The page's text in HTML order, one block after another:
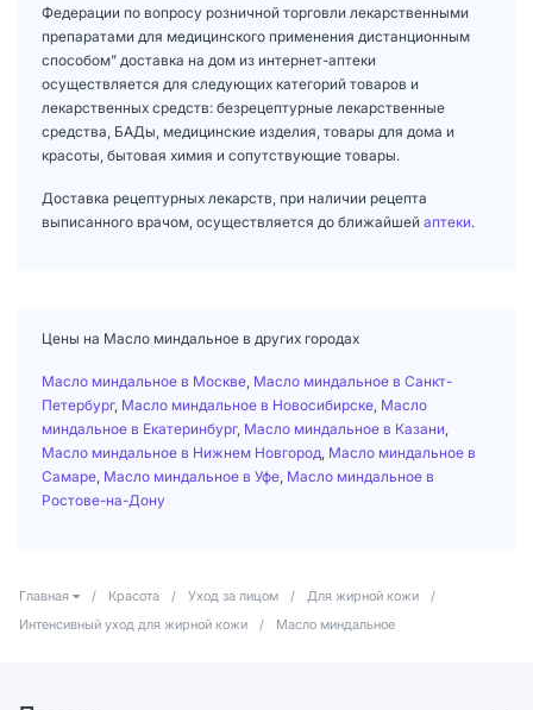
Федерации по вопросу розничной торговли лекарственными
препаратами для медицинского применения дистанционным
способом" доставка на дом из интернет-аптеки
осуществляется для следующих категорий товаров и
лекарственных средств: безрецептурные лекарственные
средства, БАДы, медицинские изделия, товары для дома и
красоты, бытовая химия и сопутствующие товары.
Доставка рецептурных лекарств, при наличии рецепта
выписанного врачом, осуществляется до ближайшей аптеки.
Цены на Масло миндальное в других городах
Масло миндальное в Москве Масло миндальное в Санкт-
Петербург, Масло миндальное в Новосибирске Масло
миндальное в Екатеринбург, Масло миндальное в Казани
Масло миндальное в Нижнем Новгород Масло миндальное в
Самаре Масло миндальное в Уфе Масло миндальное в
Ростове-на-Дону
Главная / Красота / Уход за лицом / Для жирной кожи
/
Интенсивный уход для жирной кожи
/ Масло миндальное